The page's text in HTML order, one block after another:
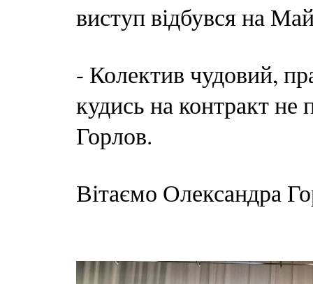
виступ відбувся на
- Колектив чудовий,
кудись на контракт не
Горлов.
Вітаємо Олександра